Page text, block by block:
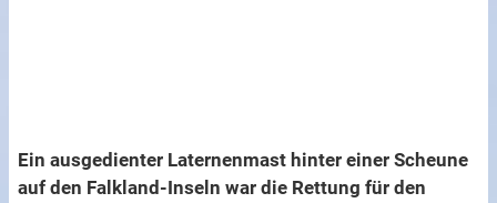
Ein ausgedienter Laternenmast hinter einer Scheune
auf den Falkland-Inseln war die Rettung für den